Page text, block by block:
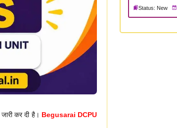
कर दी है। Begusarai DCPU
Status: New